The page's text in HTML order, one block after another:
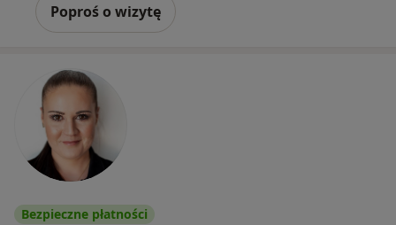
Poproś o wizytę
Bezpieczne płatności